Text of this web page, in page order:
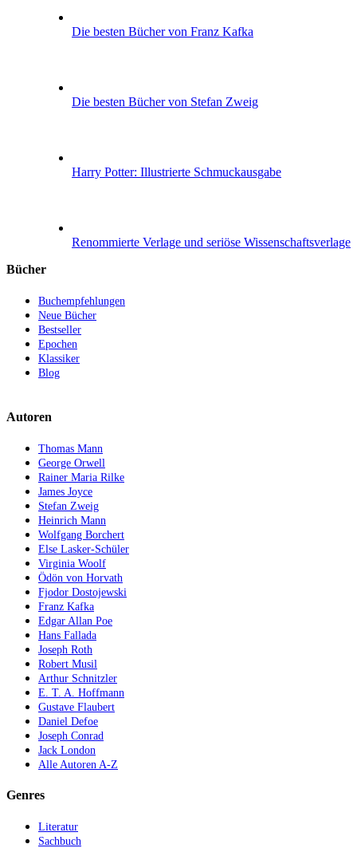
Die besten Bücher von Franz Kafka
Die besten Bücher von Stefan Zweig
Harry Potter: Illustrierte Schmuckausgabe
Renommierte Verlage und seriöse Wissenschaftsverlage
Bücher
Buchempfehlungen
Neue Bücher
Bestseller
Epochen
Klassiker
Blog
Autoren
Thomas Mann
George Orwell
Rainer Maria Rilke
James Joyce
Stefan Zweig
Heinrich Mann
Wolfgang Borchert
Else Lasker-Schüler
Virginia Woolf
Ödön von Horvath
Fjodor Dostojewski
Franz Kafka
Edgar Allan Poe
Hans Fallada
Joseph Roth
Robert Musil
Arthur Schnitzler
E. T. A. Hoffmann
Gustave Flaubert
Daniel Defoe
Joseph Conrad
Jack London
Alle Autoren A-Z
Genres
Literatur
Sachbuch